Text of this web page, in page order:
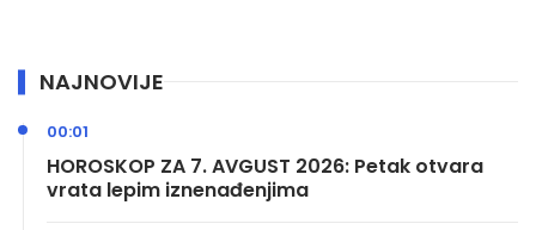
NAJNOVIJE
HOROSKOP ZA 7. AVGUST 2026: Petak otvara
vrata lepim iznenađenjima
00:01